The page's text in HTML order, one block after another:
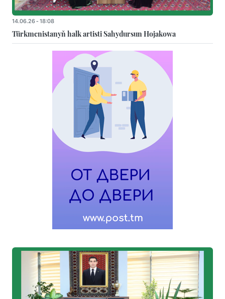
14.06.26 - 18:08
Türkmenistanyň halk artisti Sahydursun Hojakowa